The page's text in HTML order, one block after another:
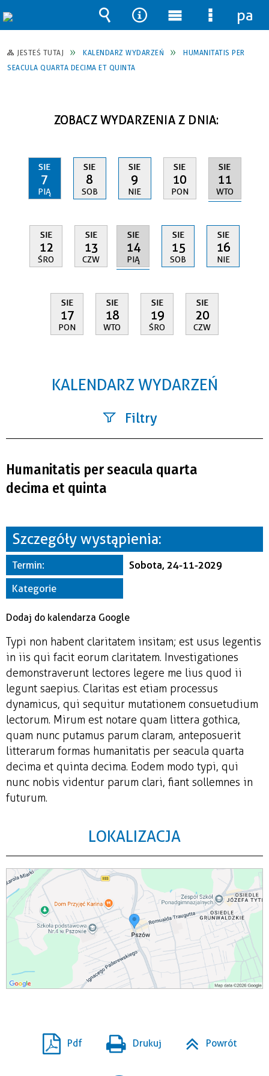
JESTEŚ TUTAJ KALENDARZ WYDARZEŃ
HUMANITATIS PER
SEACULA QUARTA DECIMA ET QUINTA
ZOBACZ WYDARZENIA Z DNIA:
SIE
7
PIĄ
SIE
8
SOB
SIE
9
NIE
SIE
10
PON
SIE
11
WTO
SIE
12
ŚRO
SIE
13
CZW
SIE
14
PIĄ
SIE
15
SOB
SIE
16
NIE
SIE
17
PON
SIE
18
WTO
SIE
19
ŚRO
SIE
20
CZW
KALENDARZ WYDARZEŃ
Filtry
—
Miejsce
Organizator
Humanitatis per seacula quarta
decima et quinta
Szczegóły wystąpienia:
Termin:
Sobota, 24-11-2029
Kategorie
Dodaj do kalendarza Google
Typi non habent claritatem insitam; est usus legentis
in iis qui facit eorum claritatem. Investigationes
demonstraverunt lectores legere me lius quod ii
legunt saepius. Claritas est etiam processus
dynamicus, qui sequitur mutationem consuetudium
lectorum. Mirum est notare quam littera gothica,
quam nunc putamus parum claram, anteposuerit
litterarum formas humanitatis per seacula quarta
decima et quinta decima. Eodem modo typi, qui
nunc nobis videntur parum clari, fiant sollemnes in
futurum.
LOKALIZACJA
Pdf Drukuj Powrót
Wyszukiwarka
Narzędzia
Menu
główne
Menu